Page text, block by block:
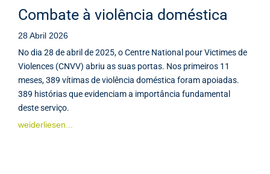
Combate à violência doméstica
28 Abril 2026
No dia 28 de abril de 2025, o Centre National pour Victimes de
Violences (CNVV) abriu as suas portas. Nos primeiros 11
meses, 389 vítimas de violência doméstica foram apoiadas.
389 histórias que evidenciam a importância fundamental
deste serviço.
weiderliesen...